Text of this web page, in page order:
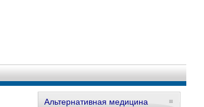
Альтернативная медицина